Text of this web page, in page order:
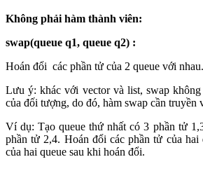
Không phải hàm thành viên:
swap(queue q1, queue q2) :
Hoán đổi các phần tử của 2 queue với nhau.
Lưu ý: khác với vector và list, swap
của đối tượng, do đó, hàm swap cần truyền
Ví dụ: Tạo queue thứ nhất có 3 phần tử
phần tử 2,4. Hoán đổi các phần tử của
của hai queue sau khi hoán đổi.